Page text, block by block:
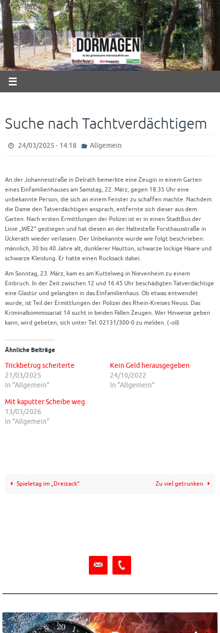
Zum
Inhalt
springen
Suche nach Tachtverdächtigem
24/03/2025 - 14:18 Allgemein
An der Johannesstraße in Delrath bemerkte eine Zeugin in einem Garten
eines Einfamilienhauses am Samstag, 22. März, gegen 18.35 Uhr eine
unbekannte Person, die sich an einem Fenster zu schaffen machte. Nachdem
die Dame den Tatverdächtigen ansprach, entfernte sich dieser aus dem
Garten. Nach ersten Ermittlungen der Polizei ist er in einen StadtBus der
Linie „WE2“ gestiegen und hat diesen an der Haltestelle Forsthausstraße in
Ückerath wieder verlassen. Der Unbekannte wurde wie folgt beschrieben:
männlich, 30 bis 40 Jahre alt, dunklerer Hautton, schwarze lockige Haare und
schwarze Kleidung. Er hatte einen Rucksack dabei.
Am Sonntag, 23. März, kam es am Kuttelweg in Nievenheim zu einem
Einbruch. In der Zeit zwischen 12 und 16.45 Uhr beschädigten Tatverdächtige
eine Glastür und gelangten in das Einfamilienhaus. Ob etwas entwendet
wurde, ist Teil der Ermittlungen der Polizei des Rhein-Kreises Neuss. Das
Kriminalkommissariat 14 sucht in beiden Fällen Zeugen. Wer Hinweise geben
kann, wird gebeten, sich unter Tel. 02131/300-0 zu melden. (-oli)
Ähnliche Beiträge
Trickbetrug scheiterte
21/03/2025
In "Allgemein"
Kein Geld herausgegeben
24/10/2022
In "Allgemein"
Mit kaputter Scheibe weg
13/03/2026
In "Allgemein"
Spieletag im „Dreizack“ Zu viel getrunken